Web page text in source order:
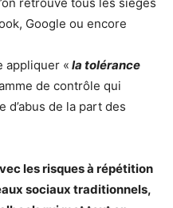
Google ou encore
appliquer « la tolérance
de contrôle qui
de la part des
les risques à répétition
sociaux traditionnels,